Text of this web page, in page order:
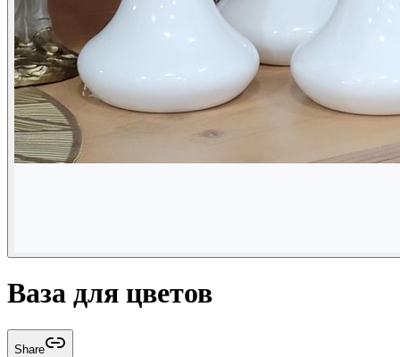
Ваза для цветов
Share